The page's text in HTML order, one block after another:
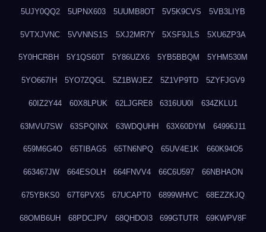
5UJY0QQ2 5UPNX603 5UUMB8OT 5V5K9CVS 5VB3LIYB
5VTXJVNC 5VVNNS1S 5XJ2MR7Y 5XSF9JLS 5XU6ZP3A
5Y0HCRBH 5Y1QS60T 5Y86UZX6 5YB5BBQM 5YHM530M
5YO667IH 5YO7ZQGL 5Z1BWJEZ 5Z1VP9TD 5ZYFJGV9
60IZ2Y44 60X8LPUK 62LJGRE8 6316UU0I 634ZKLU1
63MVU7SW 63SPQINX 63WDQUHH 63X60DYM 64996J11
659M6G4O 65TIBAG5 65TN6NPQ 65UV4E1K 660K94O5
663467JW 664ESOLH 664FNVV4 66C6U597 66NBHAON
675YBKS0 67T6PVX5 67UCAPT0 6899WHVC 68EZZKJQ
68OMB6UH 68PDCJPV 68QHDOI3 699GTUTR 69KWPV8F